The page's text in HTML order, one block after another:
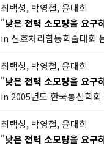
최택성, 박영철, 윤대희
"낮은 전력 소모량을 요구
in 신호처리합동학술대회
최택성, 박영철, 윤대희
"낮은 전력 소모량을 요구
in 2005년도 한국통신학
최택성, 박영철, 윤대희
"낮은 전력 소모량을 요구